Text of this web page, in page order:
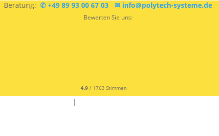
Beratung: ✆ +49 89 93 00 67 03 ✉ info@polytech-systeme.de
Bewerten Sie uns:
4.9/ 1763 Stimmen
|